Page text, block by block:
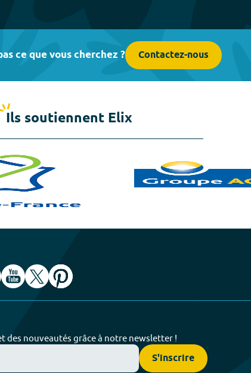
ce que vous cherchez ? Contactez-nous
Ils soutiennent Elix
des nouveautés grâce à notre newsletter !
S'inscrire